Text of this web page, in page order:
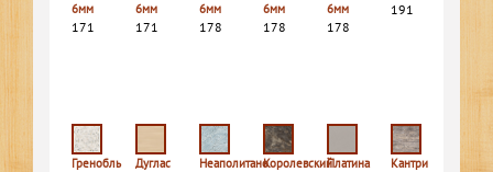
6мм
171
6мм
171
6мм
178
6мм
178
6мм
178
191
Гренобль
Дуглас
НеаполитаноКоролевскийПлатина
Кантри